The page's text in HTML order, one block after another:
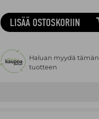
LISÄÄ OSTOSKORIIN
Haluan myydä tämän
tuotteen